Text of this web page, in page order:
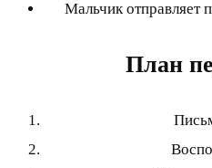
Мальчик отправляет
План